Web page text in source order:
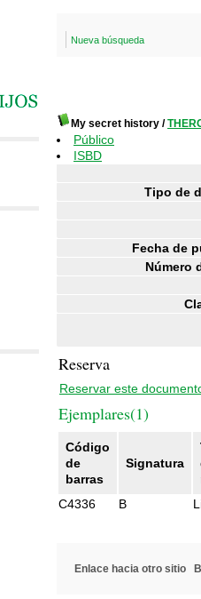
Nueva búsqueda
My secret history /
Público
ISBD
Tipo de
Fecha de
Número
Reserva
Reservar este
Ejemplares(1)
Código
de
barras
Signatura
C4336
B
Enlace hacia otro sitio